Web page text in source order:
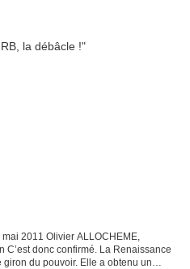
2011 Olivier ALLOCHEME,
donc confirmé. La Renaissance
du pouvoir. Elle a obtenu un